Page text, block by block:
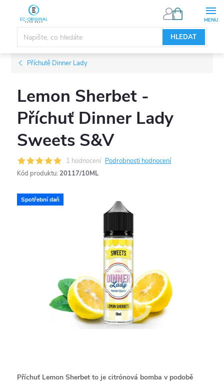
obsah
HLEDAT
NÁKUPNÍ
Příchutě Dinner Lady
Lemon Sherbet -
Příchuť Dinner Lady
Sweets S&V
1 hodnocení Podrobnosti hodnocení
Kód produktu: 20117/10ML
Spotřební daň
Příchuť Lemon Sherbet to je citrónová bomba v podobě